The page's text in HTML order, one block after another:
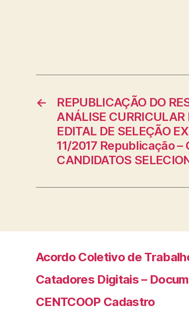
←
REPUBLICAÇÃO DO
ANÁLISE
EDITAL DE SELEÇÃO
11/2017 Republicação –
CANDIDATOS
Acordo Coletivo de
Catadores Digitais –
CENTCOOP Cadastro